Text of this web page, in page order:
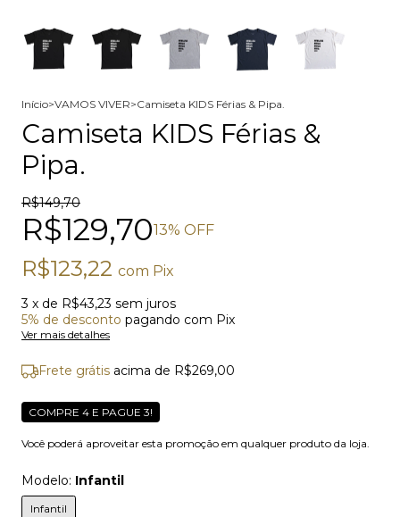
Início>VAMOS VIVER>Camiseta KIDS Férias & Pipa.
Camiseta KIDS Férias &
Pipa.
R$149,70
R$129,7013% OFF
R$123,22 com Pix
3 x de R$43,23 sem juros
5% de desconto pagando com Pix
Ver mais detalhes
Frete grátis acima de R$269,00
COMPRE 4 E PAGUE 3!
Você poderá aproveitar esta promoção em qualquer produto da loja.
Modelo: Infantil
Infantil